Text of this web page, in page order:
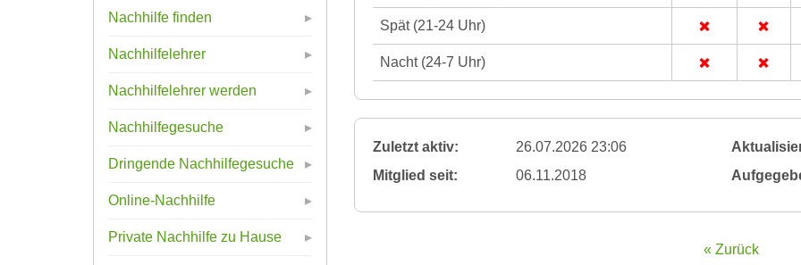
Nachhilfe finden
Nachhilfelehrer
Nachhilfelehrer werden
Nachhilfegesuche
Dringende Nachhilfegesuche
Online-Nachhilfe
Private Nachhilfe zu Hause
Spät (21-24 Uhr)
Nacht (24-7 Uhr)
Zuletzt aktiv: 26.07.2026 23:06
Mitglied seit:
06.11.2018
« Zurück